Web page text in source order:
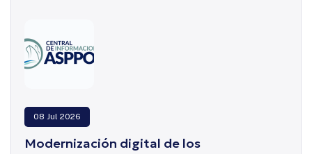
08 Jul 2026
Modernización digital de los